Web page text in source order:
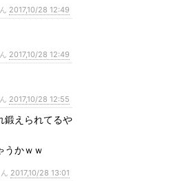
2017,10/28 12:49
2017,10/28 12:49
2017,10/28 12:55
鍛えられてるや
うかｗｗ
2017,10/28 13:01